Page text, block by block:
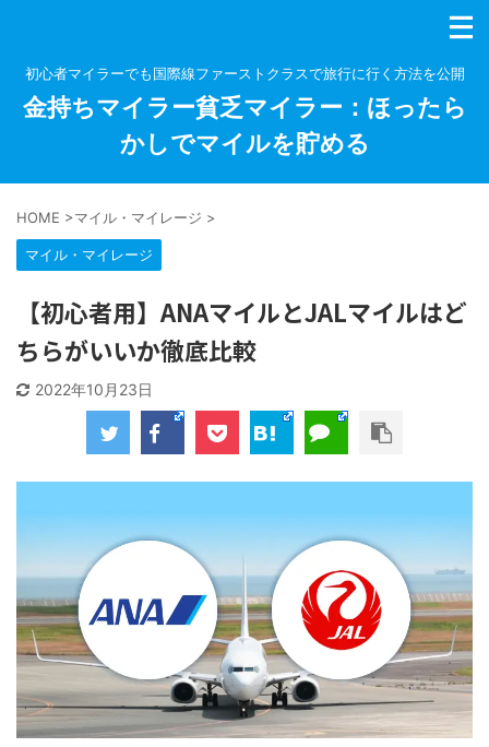
初心者マイラーでも国際線ファーストクラスで旅行に行く方法を公開
金持ちマイラー貧乏マイラー：ほったら
かしでマイルを貯める
HOME >マイル・マイレージ >
マイル・マイレージ
【初心者用】ANAマイルとJALマイルはど
ちらがいいか徹底比較
2022年10月23日